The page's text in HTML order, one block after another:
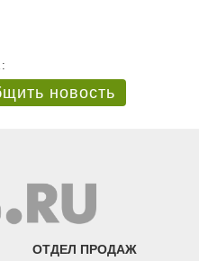
новость
ОТДЕЛ ПРОДАЖ